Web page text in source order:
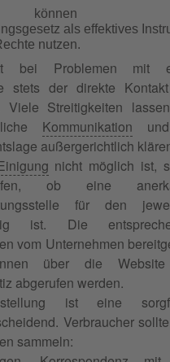
können
als effektives
nutzen.
bei Problemen mit
stets der direkte
Viele Streitigkeiten
Kommunikation
außergerichtlich
nicht möglich ist,
ob eine
für den
ist. Die
vom Unternehmen
über die
abgerufen werden.
ist eine
Verbraucher
sammeln: